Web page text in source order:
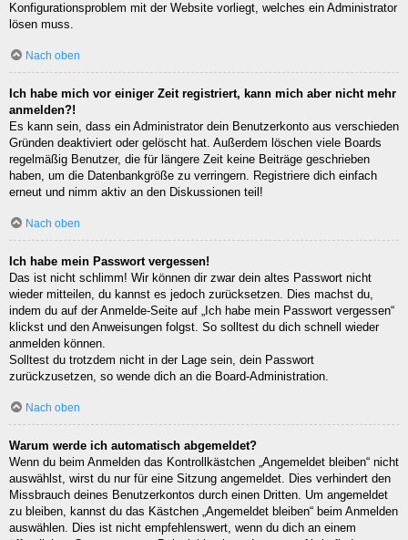
Konfigurationsproblem mit der Website vorliegt, welches ein Administrator
lösen muss.
Nach oben
Ich habe mich vor einiger Zeit registriert, kann mich aber nicht mehr
anmelden?!
Es kann sein, dass ein Administrator dein Benutzerkonto aus verschieden
Gründen deaktiviert oder gelöscht hat. Außerdem löschen viele Boards
regelmäßig Benutzer, die für längere Zeit keine Beiträge geschrieben
haben, um die Datenbankgröße zu verringern. Registriere dich einfach
erneut und nimm aktiv an den Diskussionen teil!
Nach oben
Ich habe mein Passwort vergessen!
Das ist nicht schlimm! Wir können dir zwar dein altes Passwort nicht
wieder mitteilen, du kannst es jedoch zurücksetzen. Dies machst du,
indem du auf der Anmelde-Seite auf „Ich habe mein Passwort vergessen“
klickst und den Anweisungen folgst. So solltest du dich schnell wieder
anmelden können.
Solltest du trotzdem nicht in der Lage sein, dein Passwort
zurückzusetzen, so wende dich an die Board-Administration.
Nach oben
Warum werde ich automatisch abgemeldet?
Wenn du beim Anmelden das Kontrollkästchen „Angemeldet bleiben“ nicht
auswählst, wirst du nur für eine Sitzung angemeldet. Dies verhindert den
Missbrauch deines Benutzerkontos durch einen Dritten. Um angemeldet
zu bleiben, kannst du das Kästchen „Angemeldet bleiben“ beim Anmelden
auswählen. Dies ist nicht empfehlenswert, wenn du dich an einem